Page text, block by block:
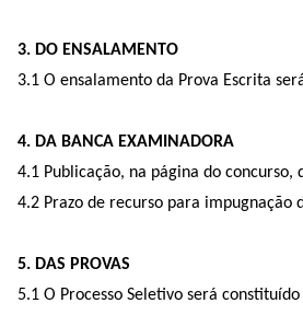
3. DO ENSALAMENTO
3.1 O ensalamento da Prova Escrita
4. DA BANCA EXAMINADORA
4.1 Publicação, na página do
4.2 Prazo de recurso para
5. DAS PROVAS
5.1 O Processo Seletivo será constituído